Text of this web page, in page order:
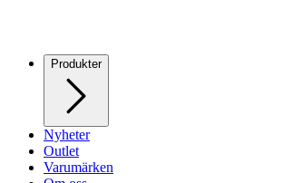
Produkter
Nyheter
Outlet
Varumärken